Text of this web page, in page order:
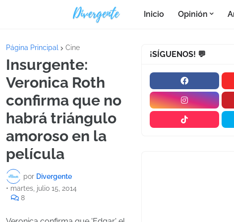
Inicio Opinión
Página Principal Cine
Insurgente:
Veronica Roth
confirma que no
habrá triángulo
amoroso en la
película
por Divergente
• martes, julio 15, 2014
8
¡SÍGUENOS! 💬